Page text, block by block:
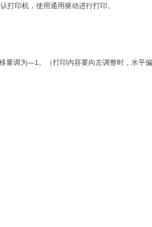
印机，使用通用驱动进行打印。
调为—1。（打印内容要向左调整时，水平